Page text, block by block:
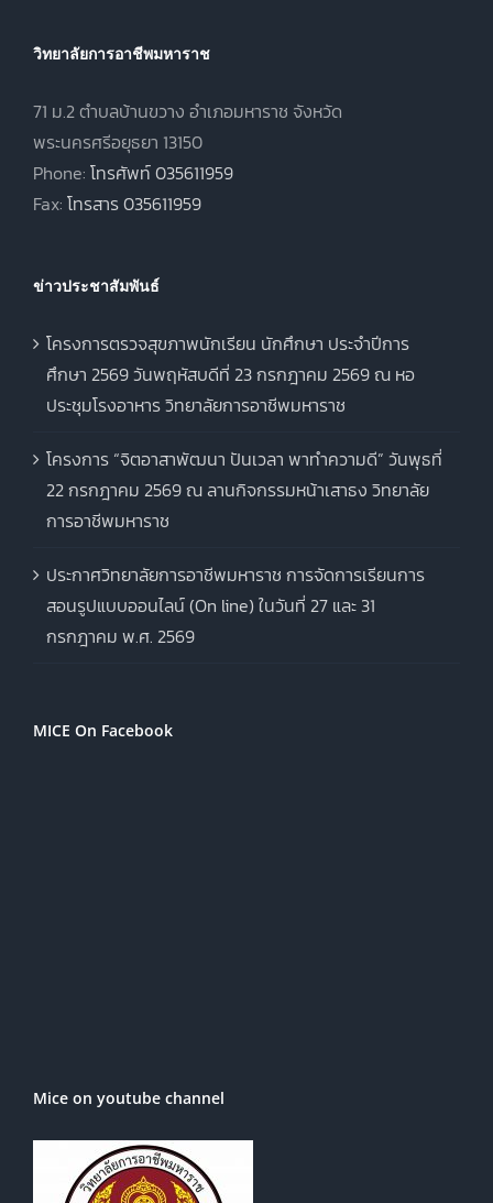
วิทยาลัยการอาชีพมหาราช
71 ม.2 ตำบลบ้านขวาง อำเภอมหาราช จังหวัด
พระนครศรีอยุธยา 13150
Phone: โทรศัพท์ 035611959
Fax: โทรสาร 035611959
ข่าวประชาสัมพันธ์
โครงการตรวจสุขภาพนักเรียน นักศึกษา ประจำปีการ
ศึกษา 2569 วันพฤหัสบดีที่ 23 กรกฎาคม 2569 ณ หอ
ประชุมโรงอาหาร วิทยาลัยการอาชีพมหาราช
โครงการ “จิตอาสาพัฒนา ปันเวลา พาทำความดี” วันพุธที่
22 กรกฎาคม 2569 ณ ลานกิจกรรมหน้าเสาธง วิทยาลัย
การอาชีพมหาราช
ประกาศวิทยาลัยการอาชีพมหาราช การจัดการเรียนการ
สอนรูปแบบออนไลน์ (On line) ในวันที่ 27 และ 31
กรกฎาคม พ.ศ. 2569
MICE On Facebook
Mice on youtube channel